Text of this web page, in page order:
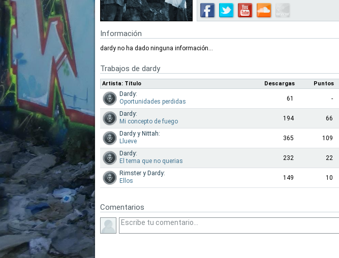
Información
dardy no ha dado ninguna información...
Trabajos de dardy
Artista: Título Descargas Puntos
Dardy:
Oportunidades perdidas
61 -
Dardy:
Mi concepto de fuego
194 66
Dardy y Nittah:
Llueve
365 109
Dardy:
El tema que no querias
232 22
Rimster y Dardy:
Ellos
149 10
Comentarios